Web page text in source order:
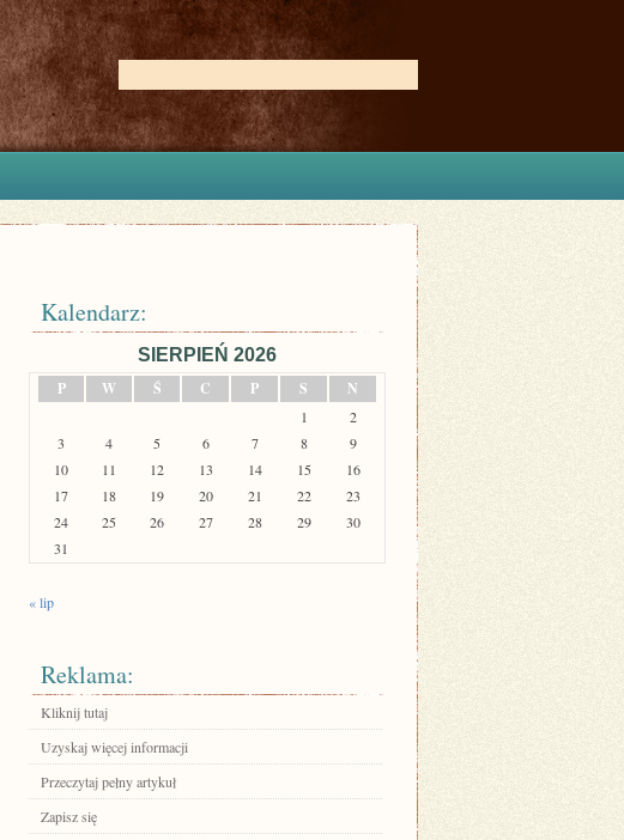
Kalendarz:
SIERPIEŃ 2026
P
W Ś C P S N
1
2
3
4 5 6 7 8
9
10
11 12 13 14 15
16
17
18 19 20 21 22
23
24
25 26 27 28 29
30
31
« lip
Reklama:
Kliknij tutaj
Uzyskaj więcej informacji
Przeczytaj pełny artykuł
Zapisz się